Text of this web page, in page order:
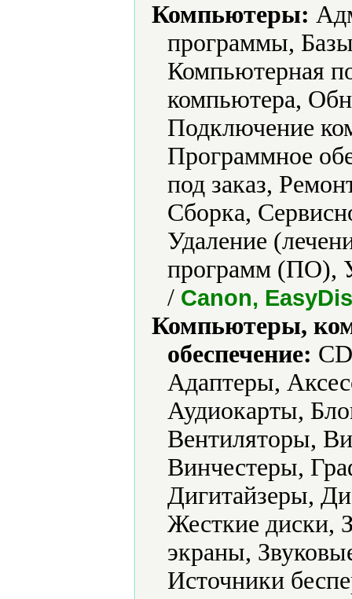
Компьютеры:
программы,
Компьютерная
компьютера,
Подключение
Программное
под заказ,
Сборка,
Удаление
программ (ПО),
/ Canon,
Компьютеры,
обеспечение:
Адаптеры,
Аудиокарты,
Вентиляторы,
Винчестеры,
Дигитайзеры,
Жесткие диски,
экраны,
Источники